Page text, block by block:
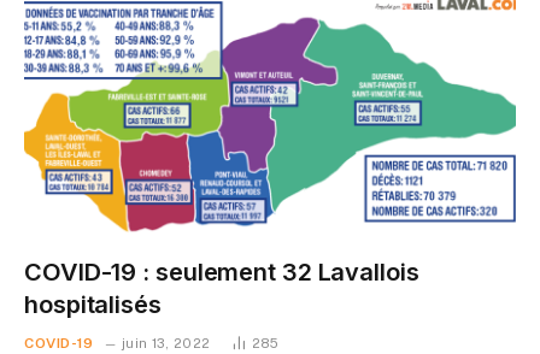
COVID-19 : seulement 32 Lavallois
hospitalisés
COVID-19 juin 13, 2022 285